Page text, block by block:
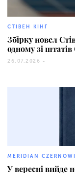
СТІВЕН КІНГ
Збірку новел
одному зі
26.07.2026 -
MERIDIAN
У вересні вийде